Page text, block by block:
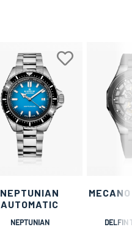
NEPTUNIAN
AUTOMATIC
NEPTUNIAN DELFIN